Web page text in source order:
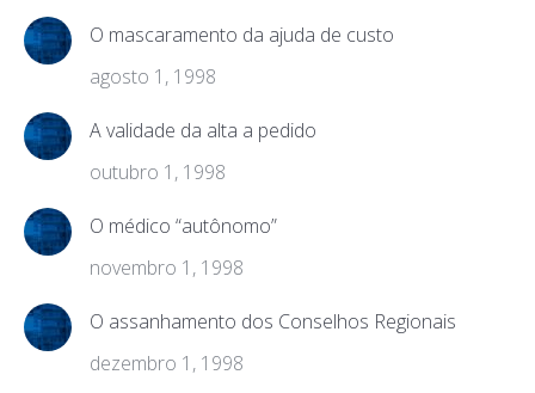
O mascaramento da ajuda de custo
agosto 1, 1998
A validade da alta a pedido
outubro 1, 1998
O médico “autônomo”
novembro 1, 1998
O assanhamento dos Conselhos Regionais
dezembro 1, 1998